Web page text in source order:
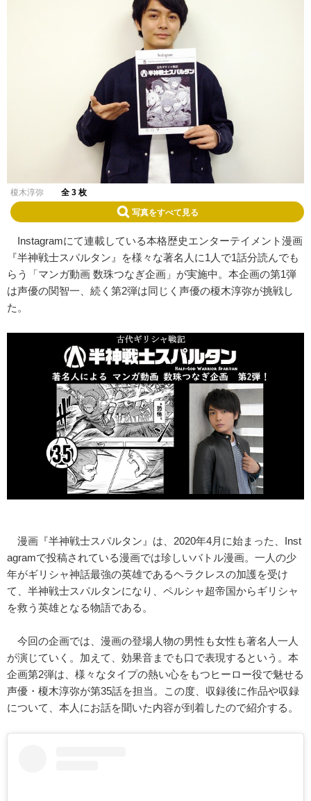
榎木淳弥 全 3 枚
写真をすべて見る
Instagramにて連載している本格歴史エンターテイメント漫画
『半神戦士スパルタン』を様々な著名人に1人で1話分読んでも
らう「マンガ動画 数珠つなぎ企画」が実施中。本企画の第1弾
は声優の関智一、続く第2弾は同じく声優の榎木淳弥が挑戦し
た。
漫画『半神戦士スパルタン』は、2020年4月に始まった、Inst
agramで投稿されている漫画では珍しいバトル漫画。一人の少
年がギリシャ神話最強の英雄であるヘラクレスの加護を受け
て、半神戦士スパルタンになり、ペルシャ超帝国からギリシャ
を救う英雄となる物語である。
今回の企画では、漫画の登場人物の男性も女性も著名人一人
が演じていく。加えて、効果音までも口で表現するという。本
企画第2弾は、様々なタイプの熱い心をもつヒーロー役で魅せる
声優・榎木淳弥が第35話を担当。この度、収録後に作品や収録
について、本人にお話を聞いた内容が到着したので紹介する。